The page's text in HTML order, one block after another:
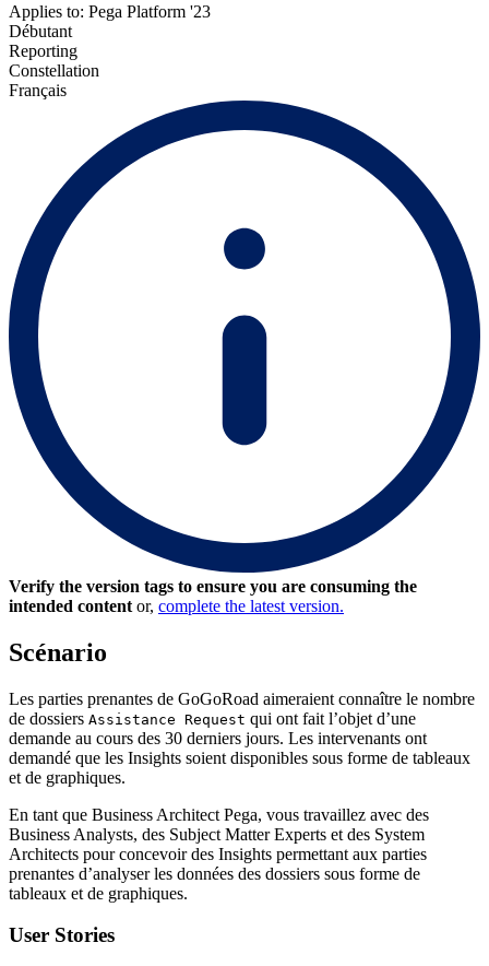
Applies to: Pega Platform '23
Débutant
Reporting
Constellation
Français
Verify the version tags to ensure you are consuming the
intended content or, complete the latest version.
Scénario
Les parties prenantes de GoGoRoad aimeraient connaître le nombre
de dossiers Assistance Request qui ont fait l’objet d’une
demande au cours des 30 derniers jours. Les intervenants ont
demandé que les Insights soient disponibles sous forme de tableaux
et de graphiques.
En tant que Business Architect Pega, vous travaillez avec des
Business Analysts, des Subject Matter Experts et des System
Architects pour concevoir des Insights permettant aux parties
prenantes d’analyser les données des dossiers sous forme de
tableaux et de graphiques.
User Stories